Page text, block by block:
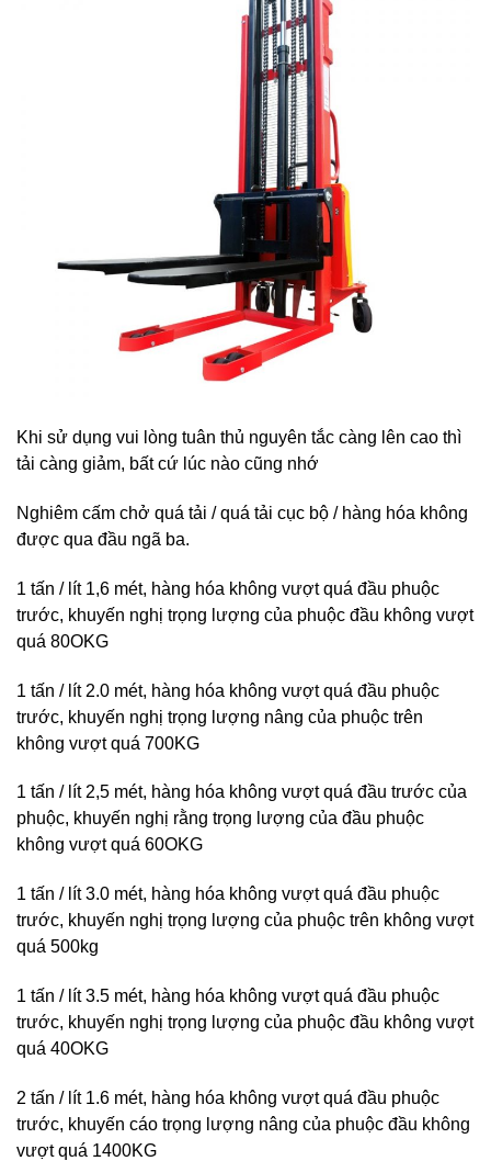
Khi sử dụng vui lòng tuân thủ nguyên tắc càng lên cao thì
tải càng giảm, bất cứ lúc nào cũng nhớ
Nghiêm cấm chở quá tải / quá tải cục bộ / hàng hóa không
được qua đầu ngã ba.
1 tấn / lít 1,6 mét, hàng hóa không vượt quá đầu phuộc
trước, khuyến nghị trọng lượng của phuộc đầu không vượt
quá 80OKG
1 tấn / lít 2.0 mét, hàng hóa không vượt quá đầu phuộc
trước, khuyến nghị trọng lượng nâng của phuộc trên
không vượt quá 700KG
1 tấn / lít 2,5 mét, hàng hóa không vượt quá đầu trước của
phuộc, khuyến nghị rằng trọng lượng của đầu phuộc
không vượt quá 60OKG
1 tấn / lít 3.0 mét, hàng hóa không vượt quá đầu phuộc
trước, khuyến nghị trọng lượng của phuộc trên không vượt
quá 500kg
1 tấn / lít 3.5 mét, hàng hóa không vượt quá đầu phuộc
trước, khuyến nghị trọng lượng của phuộc đầu không vượt
quá 40OKG
2 tấn / lít 1.6 mét, hàng hóa không vượt quá đầu phuộc
trước, khuyến cáo trọng lượng nâng của phuộc đầu không
vượt quá 1400KG